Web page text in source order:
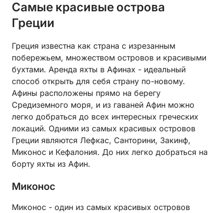
Самые красивые острова
Греции
Греция известна как страна с изрезанным
побережьем, множеством островов и красивыми
бухтами. Аренда яхты в Афинах - идеальный
способ открыть для себя страну по-новому.
Афины расположены прямо на берегу
Средиземного моря, и из гаваней Афин можно
легко добраться до всех интересных греческих
локаций. Одними из самых красивых островов
Греции являются Лефкас, Санторини, Закинф,
Миконос и Кефалония. До них легко добраться на
борту яхты из Афин.
Миконос
Миконос - один из самых красивых островов